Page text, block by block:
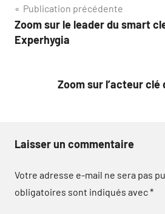
Navigation
de
Publication précédente
Zoom sur le leader du smart
Experhygia
Zoom sur l’acteur
Laisser un commentaire
Votre adresse e-mail ne sera pas
obligatoires sont indiqués avec*